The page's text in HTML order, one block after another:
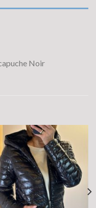
Noir